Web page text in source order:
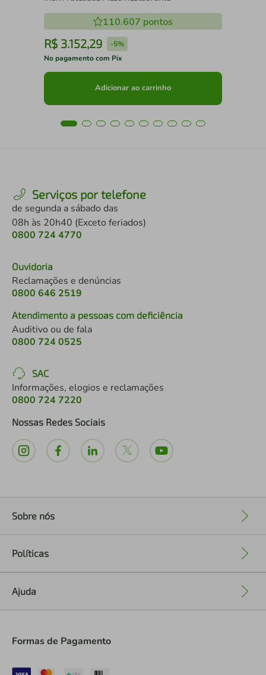
110.607 pontos
R$ 3.152,29 -5%
No pagamento com Pix
Adicionar ao carrinho
Serviços por telefone
de segunda a sábado das
08h às 20h40 (Exceto feriados)
0800 724 4770
Ouvidoria
Reclamações e denúncias
0800 646 2519
Atendimento a pessoas com deficiência
Auditivo ou de fala
0800 724 0525
SAC
Informações, elogios e reclamações
0800 724 7220
Nossas Redes Sociais
Sobre nós
Políticas
Ajuda
Formas de Pagamento